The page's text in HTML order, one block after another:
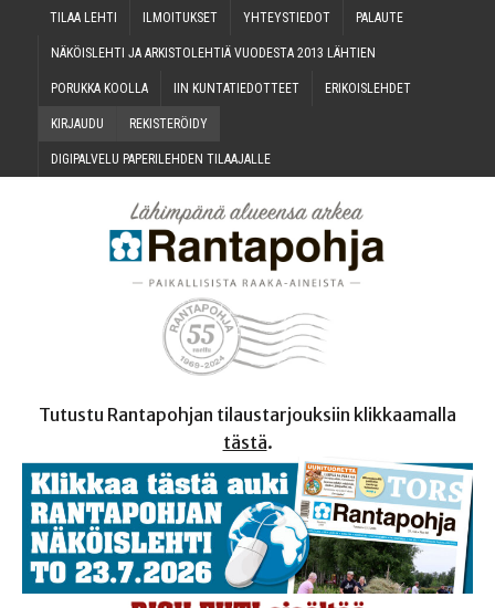
TILAA LEH­TI ILMOI­TUK­SET YHTEYS­TIE­DOT PALAU­TE
NÄKÖIS­LEH­TI JA ARKIS­TO­LEH­TIÄ VUO­DES­TA 2013 LÄHTIEN
PORUK­KA KOOLLA IIN KUN­TA­TIE­DOT­TEET ERI­KOIS­LEH­DET
KIR­JAU­DU REKIS­TE­RÖI­DY
DIGI­PAL­VE­LU PAPE­RI­LEH­DEN TILAAJALLE
Tutustu Rantapohjan tilaustarjouksiin klikkaamalla
tästä.